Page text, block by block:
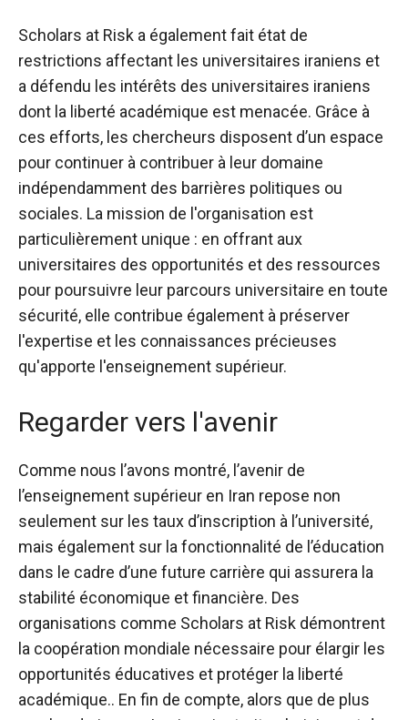
Scholars at Risk a également fait état de
restrictions affectant les universitaires iraniens et
a défendu les intérêts des universitaires iraniens
dont la liberté académique est menacée. Grâce à
ces efforts, les chercheurs disposent d’un espace
pour continuer à contribuer à leur domaine
indépendamment des barrières politiques ou
sociales. La mission de l'organisation est
particulièrement unique : en offrant aux
universitaires des opportunités et des ressources
pour poursuivre leur parcours universitaire en toute
sécurité, elle contribue également à préserver
l'expertise et les connaissances précieuses
qu'apporte l'enseignement supérieur.
Regarder vers l'avenir
Comme nous l’avons montré, l’avenir de
l’enseignement supérieur en Iran repose non
seulement sur les taux d’inscription à l’université,
mais également sur la fonctionnalité de l’éducation
dans le cadre d’une future carrière qui assurera la
stabilité économique et financière. Des
organisations comme Scholars at Risk démontrent
la coopération mondiale nécessaire pour élargir les
opportunités éducatives et protéger la liberté
académique.. En fin de compte, alors que de plus